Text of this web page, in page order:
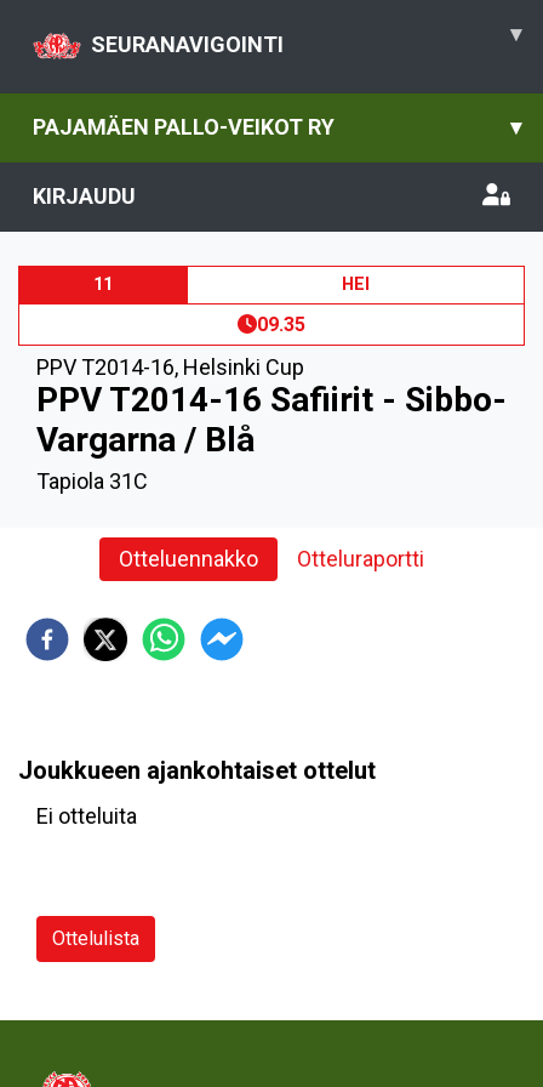
SEURANAVIGOINTI ▾
PAJAMÄEN PALLO-VEIKOT RY ▾
KIRJAUDU
11 HEI
09.35
PPV T2014-16, Helsinki Cup
PPV T2014-16 Safiirit - Sibbo-
Vargarna / Blå
Tapiola 31C
Otteluennakko Otteluraportti
Joukkueen ajankohtaiset ottelut
Ei otteluita
Ottelulista